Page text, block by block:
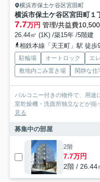
横浜市保土ケ谷区宮田町
横浜市保土ケ谷区宮田町１
7.7万円 管理/共益費
26.44㎡ (1K) /築15年 /5階建
相鉄本線「天王町」駅 徒歩
駐輪場 オートロック エ
敷地内ごみ置き場
閑静な住
バルコニー付きの物件で、用途
室乾燥機・洗面所独立などが揃
見る
募集中の部屋
2階
7.7万円
2階 / 26.44